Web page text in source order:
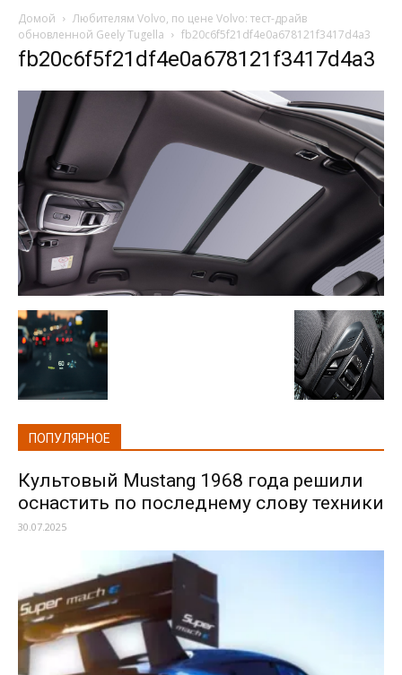
Домой
Любителям Volvo, по цене Volvo: тест-драйв
обновленной Geely Tugella
fb20c6f5f21df4e0a678121f3417d4a3
fb20c6f5f21df4e0a678121f3417d4a3
ПОПУЛЯРНОЕ
Культовый Mustang 1968 года решили
оснастить по последнему слову техники
30.07.2025